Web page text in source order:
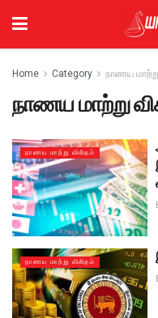
Home Category நாணய
நாணய மாற்று
நாணய மாற்று விகிதம்
நாணய மாற்று விகிதம்